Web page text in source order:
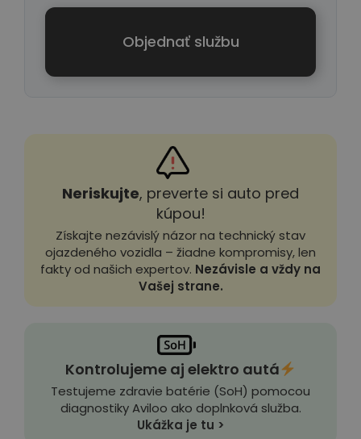
Objednať službu
Neriskujte, preverte si auto pred
kúpou!
Získajte nezávislý názor na technický stav
ojazdeného vozidla – žiadne kompromisy, len
fakty od našich expertov. Nezávisle a vždy na
Vašej strane.
Kontrolujeme aj elektro autá
Testujeme zdravie batérie (SoH) pomocou
diagnostiky Aviloo ako doplnková služba.
Ukážka je tu >